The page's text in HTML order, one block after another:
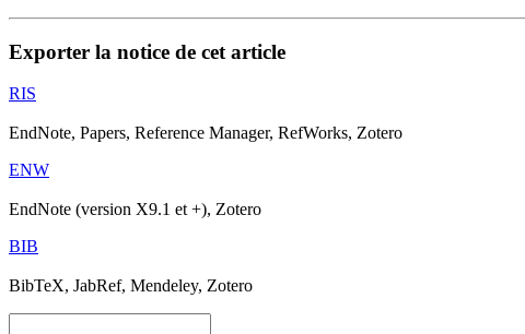
Exporter la notice de cet article
RIS
EndNote, Papers, Reference Manager, RefWorks, Zotero
ENW
EndNote (version X9.1 et +), Zotero
BIB
BibTeX, JabRef, Mendeley, Zotero